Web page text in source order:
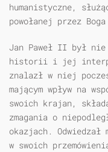
humanistyczne,
powołanej przez
Jan Paweł II był
historii i jej
znalazł w niej
mającym wpływ na
swoich krajan,
zmagania o
okazjach.
w swoich